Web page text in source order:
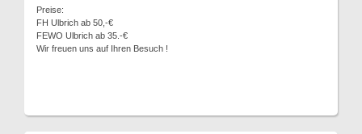
Preise:
FH Ulbrich ab 50,-€
FEWO Ulbrich ab 35.-€
Wir freuen uns auf Ihren Besuch !